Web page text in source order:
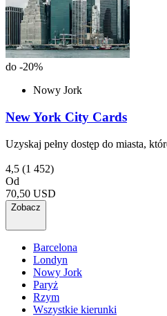
do -20%
Nowy Jork
New York City Cards
Uzyskaj pełny dostęp do miasta,
4,5 (1 452)
Od
70,50 USD
Zobacz
Barcelona
Londyn
Nowy Jork
Paryż
Rzym
Wszystkie kierunki